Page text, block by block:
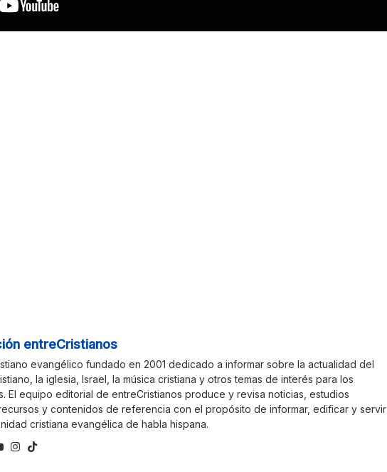
entreCristianos
evangélico fundado en 2001 dedicado a informar sobre la actualidad del
la iglesia, Israel, la música cristiana y otros temas de interés para los
El equipo editorial de entreCristianos produce y revisa noticias, estudios
y contenidos de referencia con el propósito de informar, edificar y servir
cristiana evangélica de habla hispana.
YouTubeInstagram